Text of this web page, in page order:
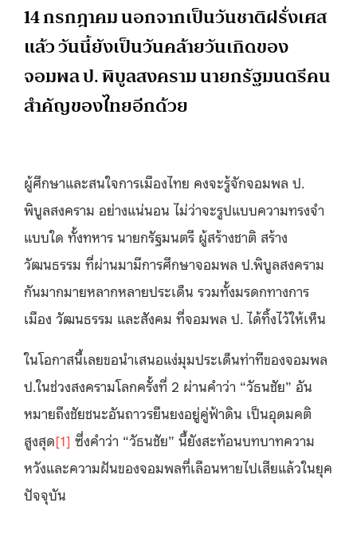
14 กรกฎาคม นอกจากเป็นวันชาติฝรั่งเศส
แล้ว วันนี้ยังเป็นวันคล้ายวันเกิดของ
จอมพล ป. พิบูลสงคราม นายกรัฐมนตรีคน
สำคัญของไทยอีกด้วย
ผู้ศึกษาและสนใจการเมืองไทย คงจะรู้จักจอมพล ป.
พิบูลสงคราม อย่างแน่นอน ไม่ว่าจะรูปแบบความทรงจำ
แบบใด ทั้งทหาร นายกรัฐมนตรี ผู้สร้างชาติ สร้าง
วัฒนธรรม ที่ผ่านมามีการศึกษาจอมพล ป.พิบูลสงคราม
กันมากมายหลากหลายประเด็น รวมทั้งมรดกทางการ
เมือง วัฒนธรรม และสังคม ที่จอมพล ป. ได้ทิ้งไว้ให้เห็น
ในโอกาสนี้เลยขอนำเสนอแง่มุมประเด็นท่าทีของจอมพล
ป.ในช่วงสงครามโลกครั้งที่ 2 ผ่านคำว่า “วัธนชัย” อัน
หมายถึงชัยชนะอันถาวรยืนยงอยู่คู่ฟ้าดิน เป็นอุดมคติ
สูงสุด[1] ซึ่งคำว่า “วัธนชัย” นี้ยังสะท้อนบทบาทความ
หวังและความฝันของจอมพลที่เลือนหายไปเสียแล้วในยุค
ปัจจุบัน